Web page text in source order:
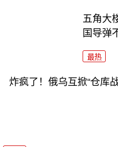
五角大
国导弹
最热
炸疯了！俄乌互掀“仓库